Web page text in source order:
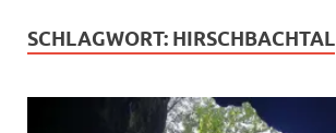
SCHLAGWORT: HIRSCHBACHTAL